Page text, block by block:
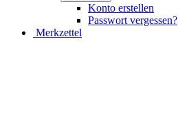
Konto erstellen
Passwort vergessen?
Merkzettel